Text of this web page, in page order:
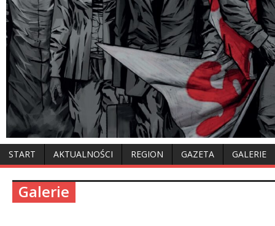
START AKTUALNOŚCI REGION GAZETA GALERIE
Galerie